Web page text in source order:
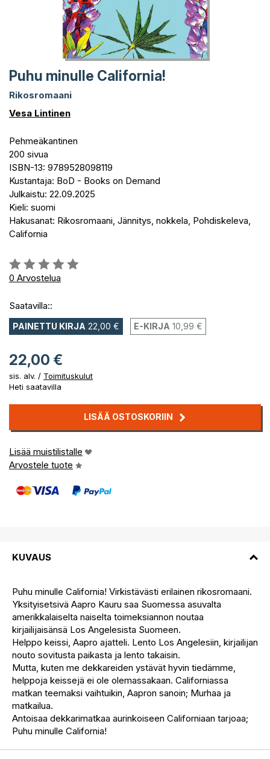
Puhu minulle California!
Rikosromaani
Vesa Lintinen
Pehmeäkantinen
200 sivua
ISBN-13: 9789528098119
Kustantaja: BoD - Books on Demand
Julkaistu: 22.09.2025
Kieli: suomi
Hakusanat: Rikosromaani, Jännitys, nokkela, Pohdiskeleva,
California
Arvostelu::
0%
0 Arvostelua
Saatavilla::
PAINETTU KIRJA 22,00 € E-KIRJA 10,99 €
22,00 €
sis. alv. / Toimituskulut
Heti saatavilla
LISÄÄ OSTOSKORIIN
Lisää muistilistalle
Arvostele tuote
KUVAUS
Puhu minulle California! Virkistävästi erilainen rikosromaani.
Yksityisetsivä Aapro Kauru saa Suomessa asuvalta
amerikkalaiselta naiselta toimeksiannon noutaa
kirjailijaisänsä Los Angelesista Suomeen.
Helppo keissi, Aapro ajatteli. Lento Los Angelesiin, kirjailijan
nouto sovitusta paikasta ja lento takaisin.
Mutta, kuten me dekkareiden ystävät hyvin tiedämme,
helppoja keissejä ei ole olemassakaan. Californiassa
matkan teemaksi vaihtuikin, Aapron sanoin; Murhaa ja
matkailua.
Antoisaa dekkarimatkaa aurinkoiseen Californiaan tarjoaa;
Puhu minulle California!